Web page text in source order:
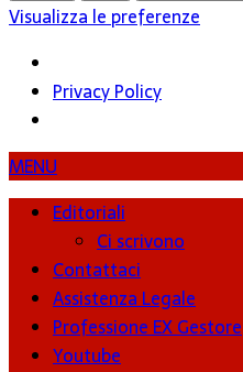
Visualizza le preferenze
Privacy Policy
MENU
Editoriali
Ci scrivono
Contattaci
Assistenza Legale
Professione EX Gestore
Youtube